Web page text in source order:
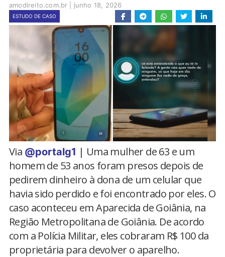
amodireito.com.br junho 18, 2026
ESTUDO DE CASO
Via @portalg1 | Uma mulher de 63 e um
homem de 53 anos foram presos depois de
pedirem dinheiro à dona de um celular que
havia sido perdido e foi encontrado por eles. O
caso aconteceu em Aparecida de Goiânia, na
Região Metropolitana de Goiânia. De acordo
com a Polícia Militar, eles cobraram R$ 100 da
proprietária para devolver o aparelho.